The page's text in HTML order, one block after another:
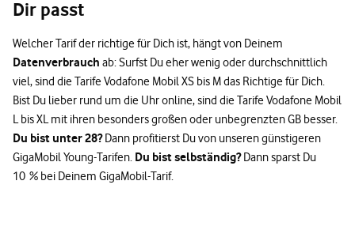
Dir passt
Welcher Tarif der richtige für Dich ist, hängt von Deinem
Datenverbrauch ab: Surfst Du eher wenig oder durchschnittlich
viel, sind die Tarife Vodafone Mobil XS bis M das Richtige für Dich.
Bist Du lieber rund um die Uhr online, sind die Tarife Vodafone Mobil
L bis XL mit ihren besonders großen oder unbegrenzten GB besser.
Du bist unter 28?Dann profitierst Du von unseren günstigeren
GigaMobil Young-Tarifen. Du bist selbständig?Dann sparst Du
10 % bei Deinem GigaMobil-Tarif.